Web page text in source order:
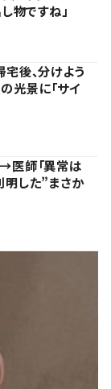
物ですね」
後、分けよう
景に「サイ
医師「異常は
明した”まさか